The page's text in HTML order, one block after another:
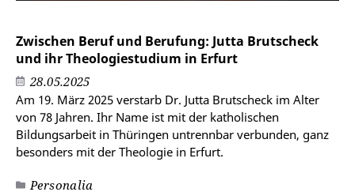
Zwischen Beruf und Berufung: Jutta Brutscheck
und ihr Theologiestudium in Erfurt
28.05.2025
Am 19. März 2025 verstarb Dr. Jutta Brutscheck im Alter
von 78 Jahren. Ihr Name ist mit der katholischen
Bildungsarbeit in Thüringen untrennbar verbunden, ganz
besonders mit der Theologie in Erfurt.
Personalia